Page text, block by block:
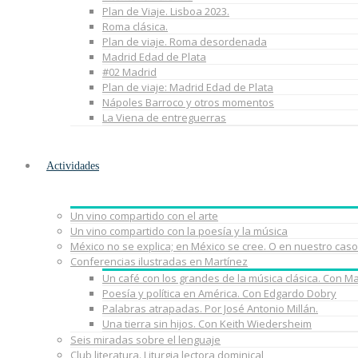
Plan de Viaje. Lisboa 2023.
Roma clásica.
Plan de viaje. Roma desordenada
Madrid Edad de Plata
#02 Madrid
Plan de viaje: Madrid Edad de Plata
Nápoles Barroco y otros momentos
La Viena de entreguerras
Actividades
Un vino compartido con el arte
Un vino compartido con la poesía y la música
México no se explica; en México se cree. O en nuestro
Conferencias ilustradas en Martínez
Un café con los grandes de la música clásica. Con
Poesía y política en América. Con Edgardo Dobry
Palabras atrapadas. Por José Antonio Millán.
Una tierra sin hijos. Con Keith Wiedersheim
Seis miradas sobre el lenguaje
Club literatura. Liturgia lectora dominical